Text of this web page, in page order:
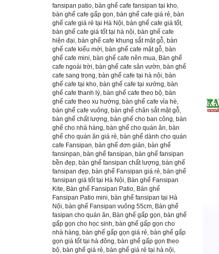
fansipan patio, bàn ghế cafe fansipan tại kho,
bàn ghế cafe gấp gọn, bàn ghế cafe giá rẻ, bàn
ghế cafe giá rẻ tại Hà Nội, bàn ghế cafe giá tốt,
bàn ghế cafe giá tốt tại hà nội, bàn ghế cafe
hiện đại, bàn ghế cafe khung sắt mặt gỗ, bàn
ghế cafe kiểu mới, bàn ghế cafe mặt gỗ, bàn
ghế cafe mini, bàn ghế cafe nên mua, Bàn ghế
cafe ngoài trời, bàn ghế cafe sân vườn, bàn ghế
cafe sang trọng, bàn ghế cafe tại hà nội, bàn
ghế cafe tại kho, bàn ghế cafe tại xưởng, bàn
ghế cafe thanh lý, bàn ghế cafe theo bộ, bàn
ghế cafe theo xu hướng, bàn ghế cafe vỉa hè,
bàn ghế cafe vuông, bàn ghế chân sắt mặt gỗ,
bàn ghế chất lượng, bàn ghế cho ban công, bàn
ghế cho nhà hàng, bàn ghế cho quán ăn, bàn
ghế cho quán ăn giá rẻ, bàn ghế dành cho quán
cafe Fansipan, bàn ghế đơn giản, bàn ghế
fansinpan, bàn ghế fansipan, bàn ghế fansipan
bền đẹp, bàn ghế fansipan chất lượng, bàn ghế
fansipan đẹp, bàn ghế Fansipan giá rẻ, bàn ghế
fansipan giá tốt tại Hà Nội, Bàn ghế Fansipan
Kite, Bàn ghế Fansipan Patio, Bàn ghế
Fansipan Patio mini, bàn ghế fansipan tại Hà
Nội, bàn ghế Fansipan vuông 55cm, Bàn ghế
fasipan cho quán ăn, Bàn ghế gấp gọn, bàn ghế
gấp gọn cho học sinh, bàn ghế gấp gọn cho
nhà hàng, bàn ghế gấp gọn giá rẻ, bàn ghế gấp
gọn giá tốt tại hà đông, bàn ghế gấp gọn theo
bộ, bàn ghế giá rẻ, bàn ghế giá rẻ tại hà nội,